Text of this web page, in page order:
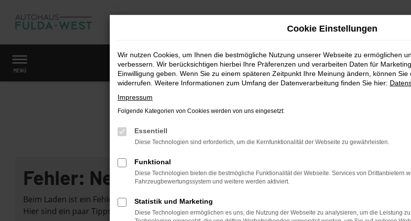
Zum
Hauptinhalt
MENÜ
Startseite Fahrzeugmarkt
Fehler: Network Error
Beim Laden ist ein Fehler aufgetreten.
Hier sind ein paar Tipps, die dir helfen können:
Cookie Einstellungen
Wir nutzen Cookies, um Ihnen die bestmögliche Nutzung unserer Webseite zu ermöglichen
verbessern. Wir berücksichtigen hierbei Ihre Präferenzen und verarbeiten Daten für
Einwilligung geben. Wenn Sie zu einem späteren Zeitpunkt Ihre Meinung ändern, können
widerrufen. Weitere Informationen zum Umfang der Datenverarbeitung finden Sie hier:
Impressum
Folgende Kategorien von Cookies werden von uns eingesetzt:
Essentiell
Diese Technologien sind erforderlich, um die Kernfunktionalität der Webseite zu gewährleisten.
Funktional
Diese Technologien bieten die bestmögliche Funktionalität der Webseite. Services von Drittanbietern
Fahrzeugbewertungssystem und weitere werden aktiviert.
Statistik und Marketing
Diese Technologien ermöglichen es uns, die Nutzung der Webseite zu analysieren, um die Leistung